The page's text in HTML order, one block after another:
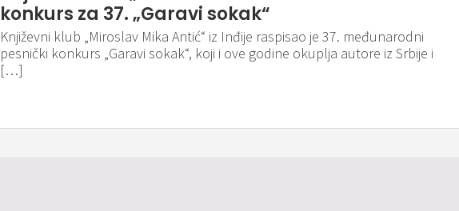
konkurs za 37. „Garavi sokak“
Književni klub „Miroslav Mika Antić“ iz Inđije raspisao je 37. međunarodni
pesnički konkurs „Garavi sokak“, koji i ove godine okuplja autore iz Srbije i
[…]